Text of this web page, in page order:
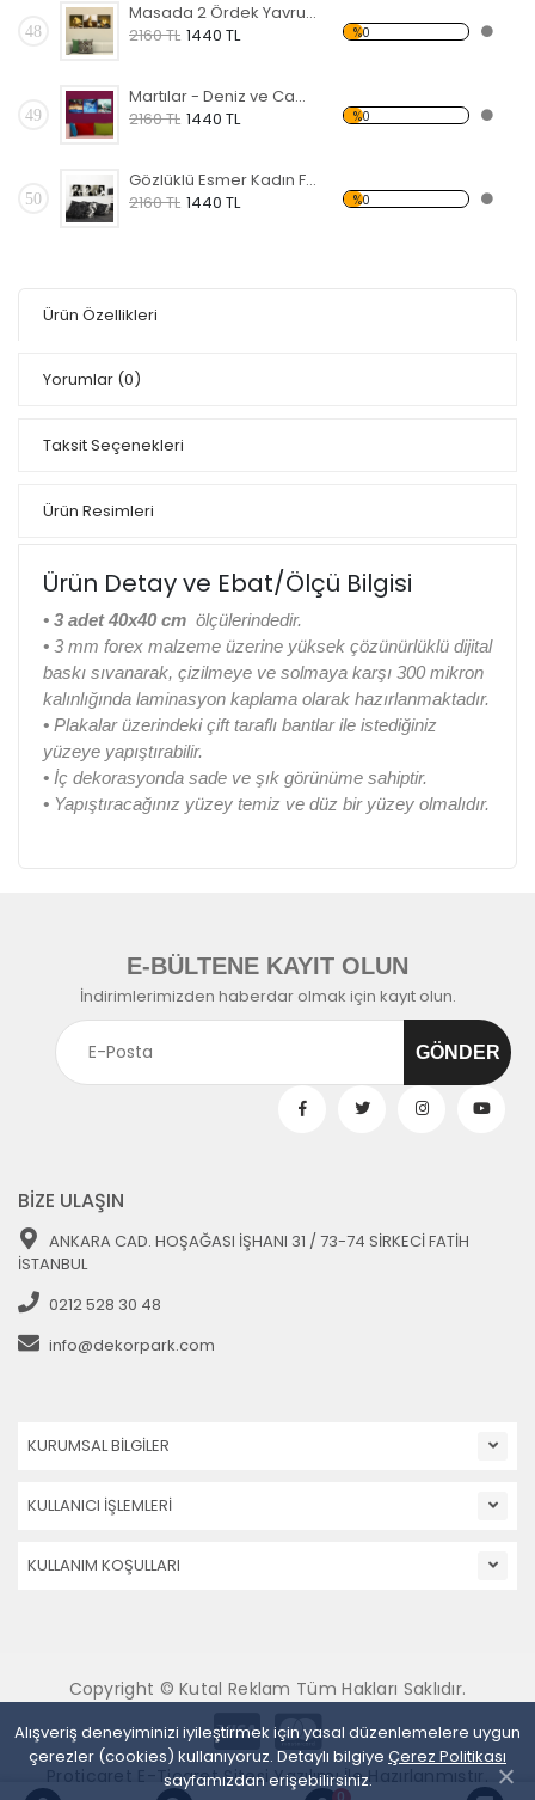
48
Masada 2 Ördek Yavrusu Forex Tablo
2160 TL 1440 TL %0
49
Martılar - Deniz ve Cami Forex Tablo
2160 TL 1440 TL %0
50
Gözlüklü Esmer Kadın Forex Tablo
2160 TL 1440 TL %0
Ürün Özellikleri
Yorumlar (0)
Taksit Seçenekleri
Ürün Resimleri
Ürün Detay ve Ebat/Ölçü Bilgisi
• 3 adet 40x40 cm ölçülerindedir.
• 3 mm forex malzeme üzerine yüksek çözünürlüklü dijital
baskı sıvanarak, çizilmeye ve solmaya karşı 300 mikron
kalınlığında laminasyon kaplama olarak hazırlanmaktadır.
• Plakalar üzerindeki çift taraflı bantlar ile istediğiniz
yüzeye yapıştırabilir.
• İç dekorasyonda sade ve şık görünüme sahiptir.
• Yapıştıracağınız yüzey temiz ve düz bir yüzey olmalıdır.
Alışveriş deneyiminizi iyileştirmek için yasal düzenlemelere uygun
çerezler (cookies) kullanıyoruz. Detaylı bilgiye Çerez Politikası
sayfamızdan erişebilirsiniz.
E-BÜLTENE KAYIT OLUN
İndirimlerimizden haberdar olmak için kayıt olun.
BİZE ULAŞIN
ANKARA CAD. HOŞAĞASI İŞHANI 31 / 73-74 SİRKECİ FATİH
İSTANBUL
0212 528 30 48
info@dekorpark.com
KURUMSAL BİLGİLER
KULLANICI İŞLEMLERİ
KULLANIM KOŞULLARI
Copyright © Kutal Reklam Tüm Hakları Saklıdır.
Proticaret E-Ticaret Sitesi Yazılımı İle Hazırlanmıştır.